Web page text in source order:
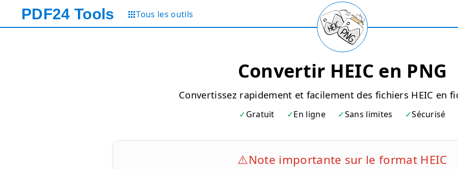
PDF24 Tools Tous les outils
Convertir HEIC en PNG
Convertissez rapidement et facilement des fichiers HEIC en
Gratuit En ligne Sans limites Sécurisé
⚠️Note importante sur le format HEIC